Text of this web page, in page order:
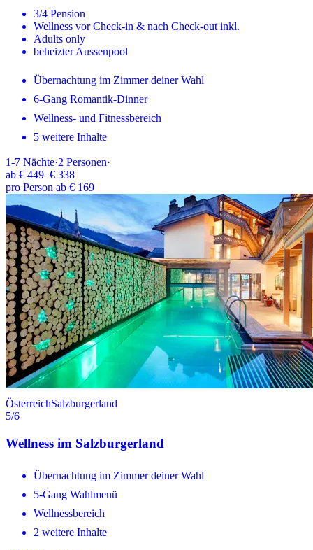
3/4 Pension
Wellness vor Check-in & nach Check-out inkl.
Adults only
beheizter Aussenpool
Übernachtung im Zimmer deiner Wahl
6-Gang Romantik-Dinner
Wellness- und Fitnessbereich
5 weitere Inhalte
1-7 Nächte·2 Personen·
ab € 449 € 338
pro Person ab € 169
ÖsterreichSalzburgerland
5/6
Wellness im Salzburgerland
Übernachtung im Zimmer deiner Wahl
5-Gang Wahlmenü
Wellnessbereich
2 weitere Inhalte